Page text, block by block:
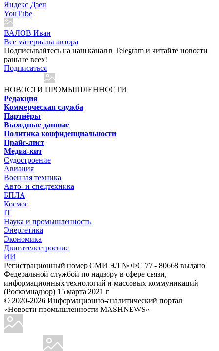
Яндекс Дзен
YouTube
ВАЛОВ Иван
Все материалы автора
Подписывайтесь на наш канал в Telegram и читайте новости
раньше всех!
Подписаться
НОВОСТИ ПРОМЫШЛЕННОСТИ
Редакция
Коммерческая служба
Партнёры
Выходные данные
Политика конфиденциальности
Прайс-лист
Медиа-кит
Судостроение
Авиация
Военная техника
Авто- и спецтехника
БПЛА
Космос
IT
Наука и промышленность
Энергетика
Экономика
Двигателестроение
ИИ
Регистрационный номер СМИ ЭЛ № ФС 77 - 80668 выдано
Федеральной службой по надзору в сфере связи,
информационных технологий и массовых коммуникаций
(Роскомнадзор) 15 марта 2021 г.
© 2020-2026 Информационно-аналитический портал
«Новости промышленности MASHNEWS»